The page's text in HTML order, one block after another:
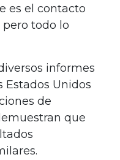
es el contacto
pero todo lo
informes
Unidos
de
que